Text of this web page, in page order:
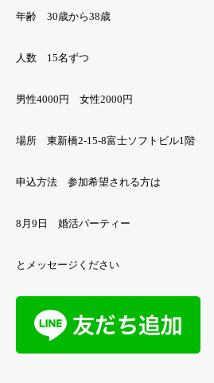
年齢 30歳から38歳
人数 15名ずつ
男性4000円 女性2000円
場所 東新橋2-15-8富士ソフトビル1階
申込方法 参加希望される方は
8月9日 婚活パーティー
とメッセージください